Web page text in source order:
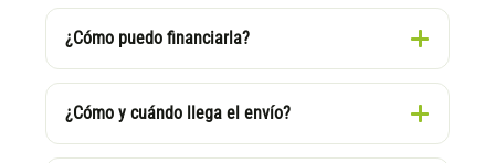
¿Cómo puedo financiarla?
¿Cómo y cuándo llega el envío?